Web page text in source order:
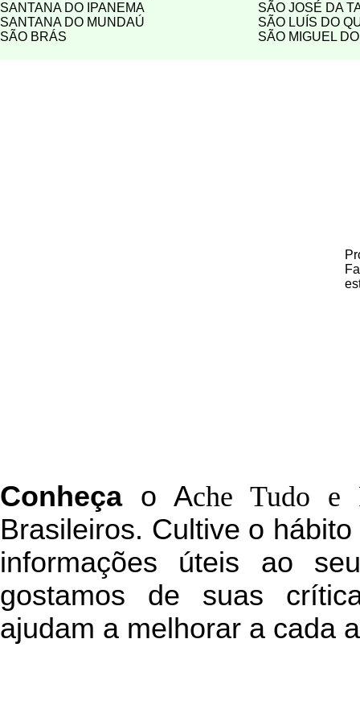
SANTANA DO IPANEMA
SÃO JOSÉ DA
SANTANA DO MUNDAÚ
SÃO LUÍS DO
SÃO BRÁS
SÃO MIGUEL
Conheçao Ache Tudo e
Brasileiros. Cultive o
informações úteis ao
gostamos de suas
ajudam a melhorar a cada